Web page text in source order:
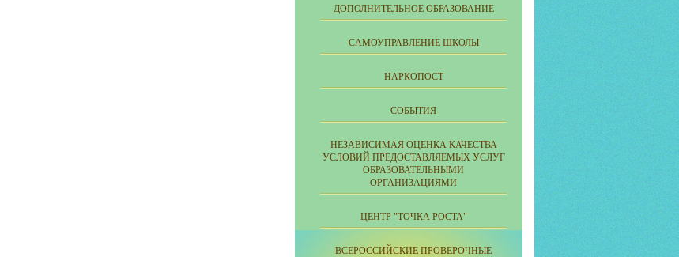
ДОПОЛНИТЕЛЬНОЕ ОБРАЗОВАНИЕ
CАМОУПРАВЛЕНИЕ ШКОЛЫ
НАРКОПОСТ
СОБЫТИЯ
НЕЗАВИСИМАЯ ОЦЕНКА КАЧЕСТВА
УСЛОВИЙ ПРЕДОСТАВЛЯЕМЫХ УСЛУГ
ОБРАЗОВАТЕЛЬНЫМИ
ОРГАНИЗАЦИЯМИ
ЦЕНТР "ТОЧКА РОСТА"
ВСЕРОССИЙСКИЕ ПРОВЕРОЧНЫЕ